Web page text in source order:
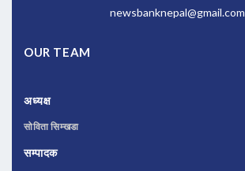
newsbanknepal@gmail.com
OUR TEAM
अध्यक्ष
सोविता सिम्खडा
सम्पादक